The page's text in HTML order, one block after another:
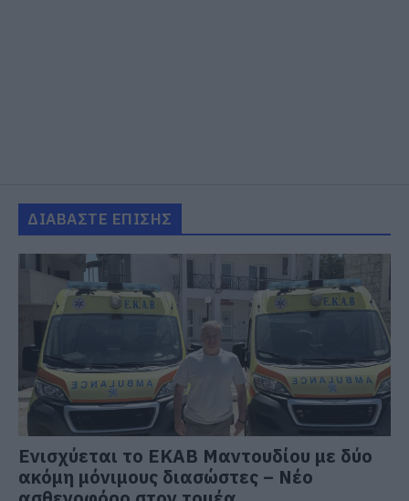
ΔΙΑΒΑΣΤΕ ΕΠΙΣΗΣ
Ενισχύεται το ΕΚΑΒ Μαντουδίου με δύο
ακόμη μόνιμους διασώστες – Νέο